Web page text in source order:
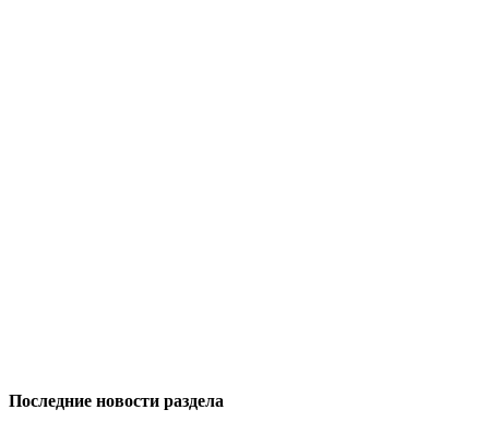
Последние новости раздела